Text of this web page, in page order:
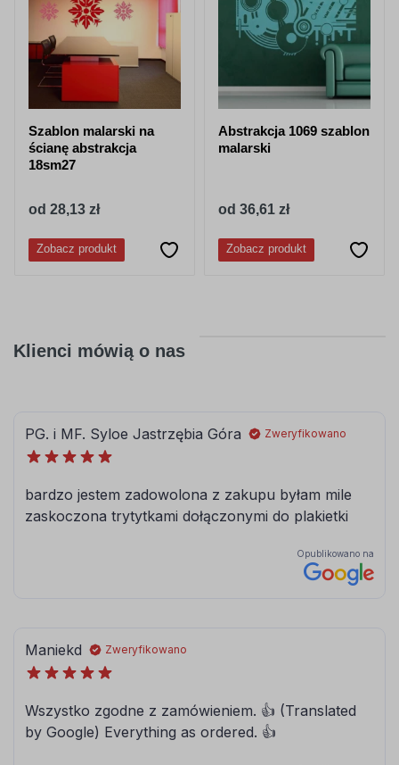
Szablon malarski na
ścianę abstrakcja
18sm27
od 28,13 zł
Zobacz produkt
Abstrakcja 1069 szablon
malarski
od 36,61 zł
Zobacz produkt
Klienci mówią o nas